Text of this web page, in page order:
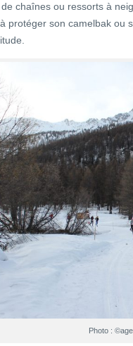
de chaînes ou ressorts à
protéger son camelbak ou
Photo :